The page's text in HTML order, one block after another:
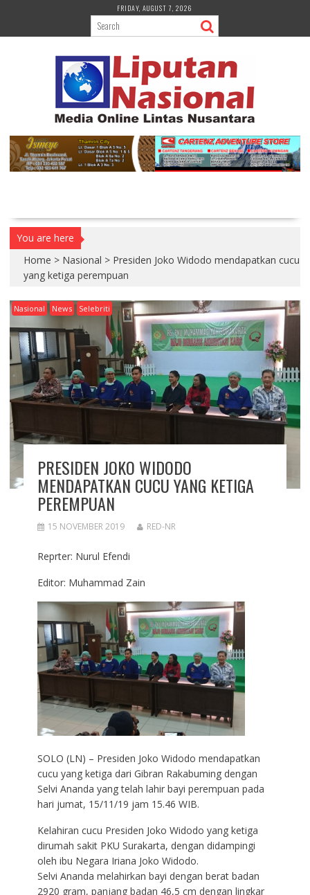
i
FRIDAY, AUGUST 7, 2026
You are here
Home > Nasional > Presiden Joko Widodo mendapatkan cucu
yang ketiga perempuan
Nasional News Selebriti
PRESIDEN JOKO WIDODO
MENDAPATKAN CUCU YANG KETIGA
PEREMPUAN
15 NOVEMBER 2019 RED-NR
Reprter: Nurul Efendi
Editor: Muhammad Zain
SOLO (LN) – Presiden Joko Widodo mendapatkan
cucu yang ketiga dari Gibran Rakabuming dengan
Selvi Ananda yang telah lahir bayi perempuan pada
hari jumat, 15/11/19 jam 15.46 WIB.
Kelahiran cucu Presiden Joko Widodo yang ketiga
dirumah sakit PKU Surakarta, dengan didampingi
oleh ibu Negara Iriana Joko Widodo.
Selvi Ananda melahirkan bayi dengan berat badan
2920 gram, panjang badan 46,5 cm dengan lingkar